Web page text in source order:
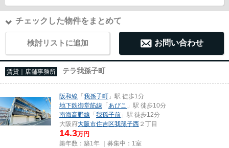
チェックした物件をまとめて
検討リストに追加 お問い合わせ
賃貸｜店舗事務所 テラ我孫子町
阪和線 「我孫子町 」駅 徒歩1分
地下鉄御堂筋線 「あびこ 」駅 徒歩10分
南海高野線 「我孫子前 」駅 徒歩12分
大阪府大阪市住吉区我孫子西 ２丁目
14.3万円
築年数：築1年 ｜募集中： 1室